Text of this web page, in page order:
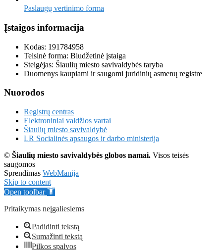
Paslaugų vertinimo forma
Įstaigos informacija
Kodas: 191784958
Teisinė forma: Biudžetinė įstaiga
Steigėjas: Šiaulių miesto savivaldybės taryba
Duomenys kaupiami ir saugomi juridinių asmenų registre
Nuorodos
Registrų centras
Elektroniniai valdžios vartai
Šiaulių miesto savivaldybė
LR Socialinės apsaugos ir darbo ministerija
© Šiaulių miesto savivaldybės globos namai. Visos teisės
saugomos
Sprendimas WebManija
Skip to content
Open toolbar
Pritaikymas neįgaliesiems
Padidinti tekstą
Sumažinti tekstą
Pilkos spalvos